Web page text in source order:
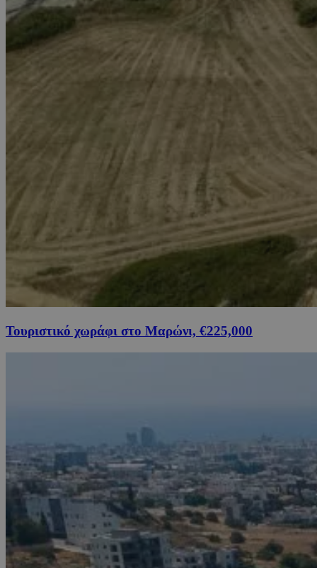
Τουριστικό χωράφι στο Μαρώνι, €225,000